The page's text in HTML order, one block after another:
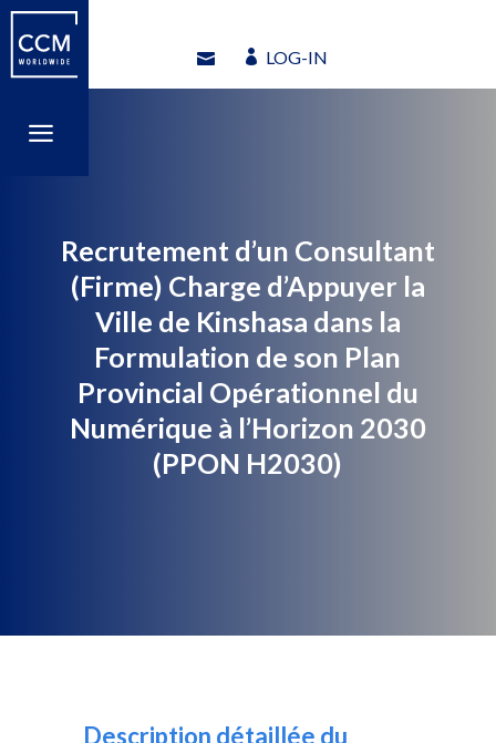
a
LOG-IN
a
LOG-IN
Recrutement d’un Consultant
(Firme) Charge d’Appuyer la
Ville de Kinshasa dans la
Formulation de son Plan
Provincial Opérationnel du
Numérique à l’Horizon 2030
(PPON H2030)
Description détaillée du